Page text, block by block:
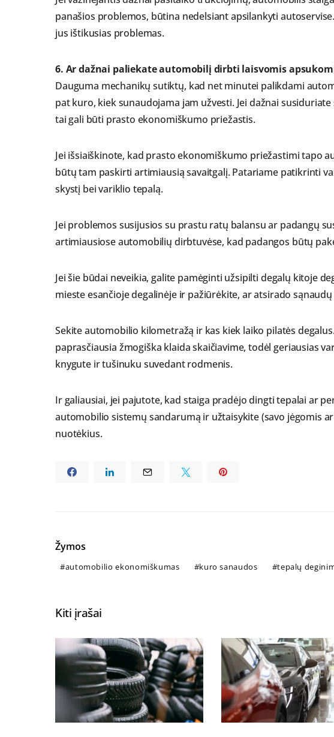
panašios problemos, būtina nedelsiant apsilankyti
jus ištikusias problemas.
6. Ar dažnai paliekate automobilį dirbti laisvomis
Dauguma mechanikų sutiktų, kad net minutei palikdami
pat kuro, kiek sunaudojama jam užvesti. Jei dažnai
tai gali būti prasto ekonomiškumo priežastis.
Jei išsiaiškinote, kad prasto ekonomiškumo priežastimi tapo
būtų tam paskirti artimiausią savaitgalį. Patariame patikrinti
skystį bei variklio tepalą.
Jei problemos susijusios su prastu ratų balansu ar padangų
artimiausiose automobilių dirbtuvėse, kad padangos būtų
Jei šie būdai neveikia, galite pamėginti užsipilti degalų kitoje
mieste esančioje degalinėje ir pažiūrėkite, ar atsirado
Sekite automobilio kilometražą ir kas kiek laiko pilatės
paprasčiausia žmogiška klaida skaičiavime, todėl geriausias
knygute ir tušinuku suvedant rodmenis.
Ir galiausiai, jei pajutote, kad staiga pradėjo dingti tepalai ar
automobilio sistemų sandarumą ir užtaisykite (savo jėgomis
nuotėkius.
Žymos
automobilio ekonomiškumas kuro sanaudos tepalų
Kiti įrašai